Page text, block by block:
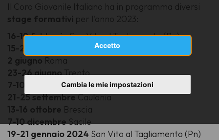
Accetto
Cambia le mie impostazioni
Il Coro Giovanile Italiano ha in programma diversi
stage formativi per l'anno 2023:
16-19 febbraioSan Vito al Tagliamento (Pn)
15-20 aprile
Montecatini Terme (Pt)
2 giugno Roma
23-26 giugnoTrento
7-10 luglio
Assisi
21-25 settembreCaulonia
13-16 ottobre Brescia
7-10 dicembreSacile
19-21 gennaio 2024 San Vito al Tagliamento (Pn)